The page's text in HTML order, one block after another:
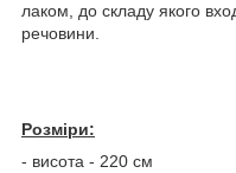
лаком, до складу якого
речовини.
Розміри:
- висота - 220 см